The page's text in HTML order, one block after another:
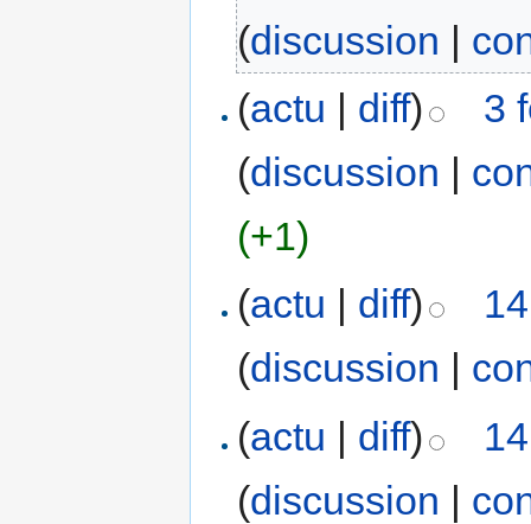
(discussion |
(actu | diff)
3
(discussion |
(+1)
(actu | diff)
(discussion |
(actu | diff)
(discussion |